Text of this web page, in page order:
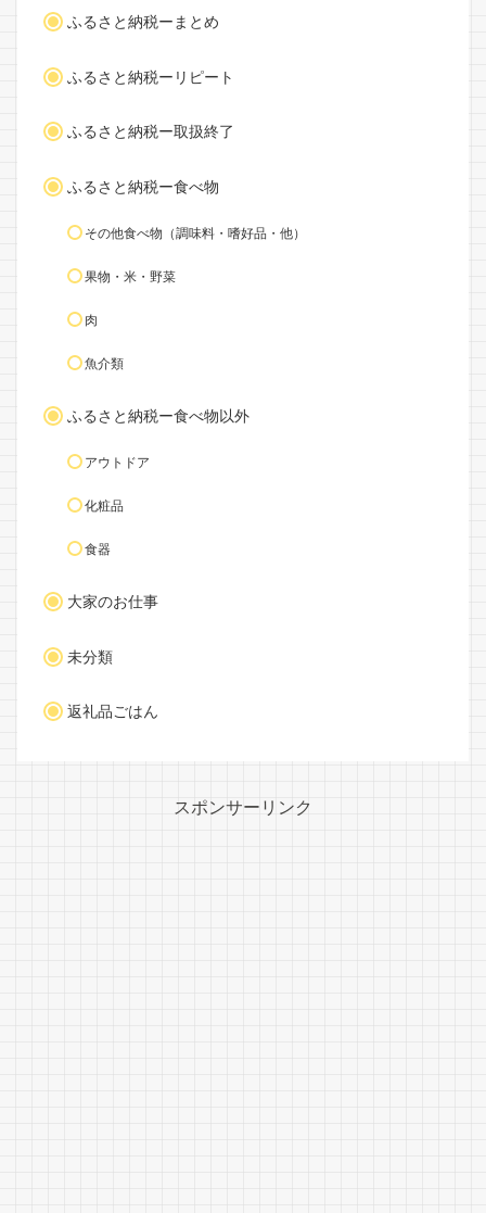
ふるさと納税ーまとめ
ふるさと納税ーリピート
ふるさと納税ー取扱終了
ふるさと納税ー食べ物
その他食べ物（調味料・嗜好品・他）
果物・米・野菜
肉
魚介類
ふるさと納税ー食べ物以外
アウトドア
化粧品
食器
大家のお仕事
未分類
返礼品ごはん
スポンサーリンク